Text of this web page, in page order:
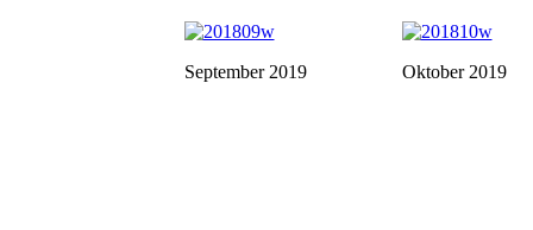
September 2019 Oktober 2019